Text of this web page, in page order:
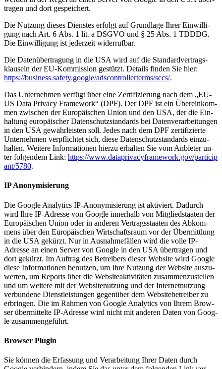
tra­gen und dort ge­spei­chert.
Die Nut­zung die­ses Diens­tes er­folgt auf Grund­la­ge Ih­rer Ein­wil­li­
gung nach Art. 6 Abs. 1 lit. a DSGVO und § 25 Abs. 1 TDDDG.
Die Ein­wil­li­gung ist je­der­zeit wi­der­ruf­bar.
Die Da­ten­über­tra­gung in die USA wird auf die Stan­dard­ver­trags­
klau­seln der EU-Kom­mis­si­on ge­stützt. De­tails fin­den Sie hier:
https://​busi​ness​.safe​ty​.goog​le/​a​d​s​c​o​n​t​r​o​l​l​e​r​t​e​r​m​s​/​s​c​cs/.
Das Un­ter­neh­men ver­fügt über eine Zer­ti­fi­zie­rung nach dem „EU-
US Data Pri­va­cy Frame­work“ (DPF). Der DPF ist ein Über­ein­kom­
men zwi­schen der Eu­ro­päi­schen Uni­on und den USA, der die Ein­
hal­tung eu­ro­päi­scher Da­ten­schutz­stan­dards bei Da­ten­ver­ar­bei­tun­gen
in den USA ge­währ­leis­ten soll. Je­des nach dem DPF zer­ti­fi­zier­te
Un­ter­neh­men ver­pflich­tet sich, die­se Da­ten­schutz­stan­dards ein­zu­
hal­ten. Wei­te­re In­for­ma­tio­nen hier­zu er­hal­ten Sie vom An­bie­ter un­
ter fol­gen­dem Link: https://​www​.da​ta​pri​va​cy​frame​work​.gov/​p​a​r​t​i​c​i​p​
a​n​t​/​5​780.
IP An­ony­mi­sie­rung
Die Goog­le Ana­ly­tics IP-An­ony­mi­sie­rung ist ak­ti­viert. Da­durch
wird Ihre IP-Adres­se von Goog­le in­ner­halb von Mit­glied­staa­ten der
Eu­ro­päi­schen Uni­on oder in an­de­ren Ver­trags­staa­ten des Ab­kom­
mens über den Eu­ro­päi­schen Wirt­schafts­raum vor der Über­mitt­lung
in die USA ge­kürzt. Nur in Aus­nah­me­fäl­len wird die vol­le IP-
Adres­se an ei­nen Ser­ver von Goog­le in den USA über­tra­gen und
dort ge­kürzt. Im Auf­trag des Be­trei­bers die­ser Web­site wird Goog­le
die­se In­for­ma­tio­nen be­nut­zen, um Ihre Nut­zung der Web­site aus­zu­
wer­ten, um Re­ports über die Web­site­ak­ti­vi­tä­ten zu­sam­men­zu­stel­len
und um wei­te­re mit der Web­site­nut­zung und der In­ter­net­nut­zung
ver­bun­de­ne Dienst­leis­tun­gen ge­gen­über dem Web­site­be­trei­ber zu
er­brin­gen. Die im Rah­men von Goog­le Ana­ly­tics von Ih­rem Brow­
ser über­mit­tel­te IP-Adres­se wird nicht mit an­de­ren Da­ten von Goog­
le zu­sam­men­ge­führt.
Brow­ser Plug­in
Sie kön­nen die Er­fas­sung und Ver­ar­bei­tung Ih­rer Da­ten durch